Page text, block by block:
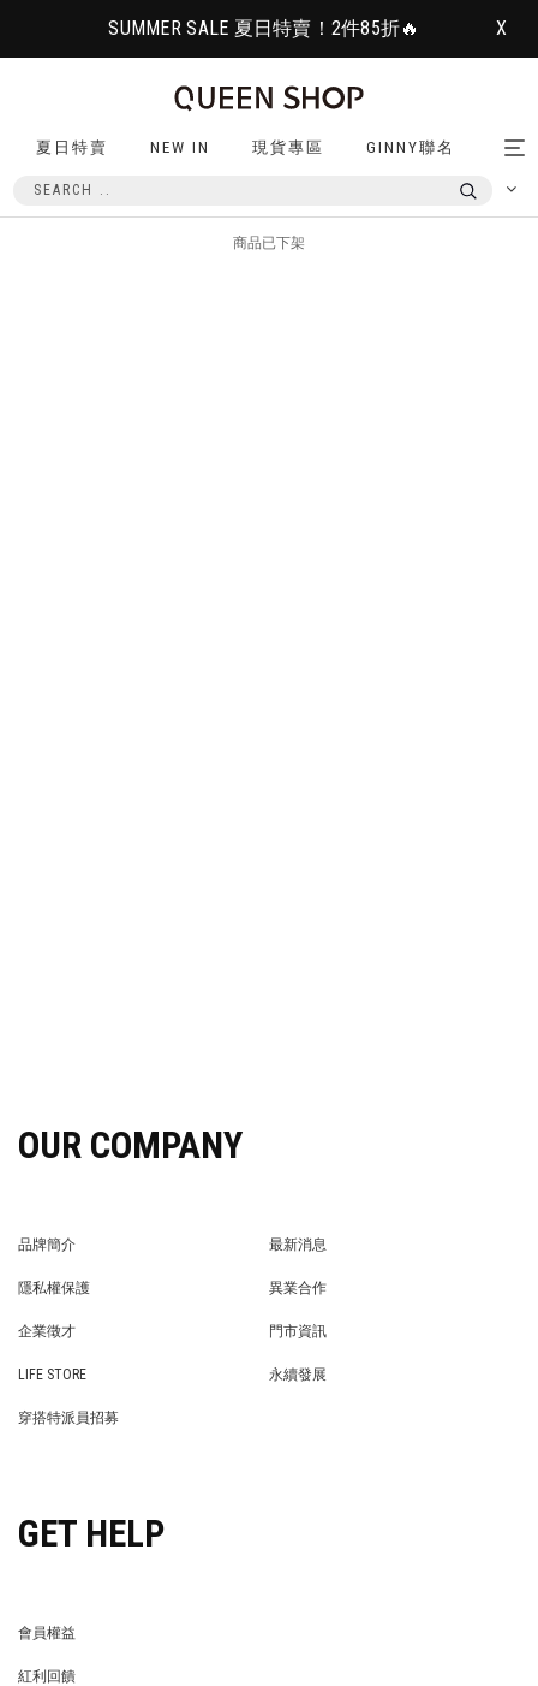
SUMMER SALE 夏日特賣！2件85折🔥 X
夏日特賣 NEW IN 現貨專區 GINNY聯名
商品已下架
OUR COMPANY
品牌簡介
最新消息
隱私權保護
異業合作
企業徵才
門市資訊
LIFE STORE
永續發展
穿搭特派員招募
GET HELP
會員權益
紅利回饋